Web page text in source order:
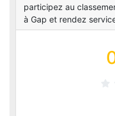
participez au
à Gap et rendez